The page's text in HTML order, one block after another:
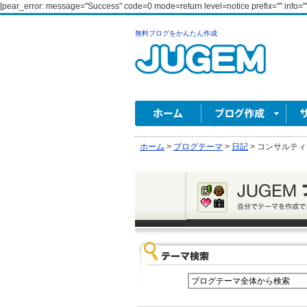
[pear_error: message="Success" code=0 mode=return level=notice prefix=""
無料ブログをかんたん作成
ホーム > ブログテーマ > 日記 > コンサルテ